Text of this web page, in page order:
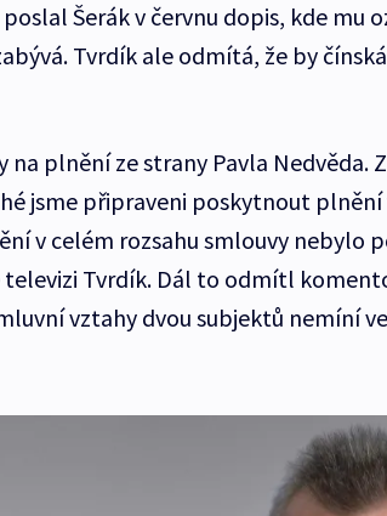
Šerák v červnu dopis, kde mu
Tvrdík ale odmítá, že by
na plnění ze strany Pavla Nedvěda.
jsme připraveni poskytnout plnění
v celém rozsahu smlouvy nebylo
televizi Tvrdík. Dál to odmítl
vztahy dvou subjektů nemíní